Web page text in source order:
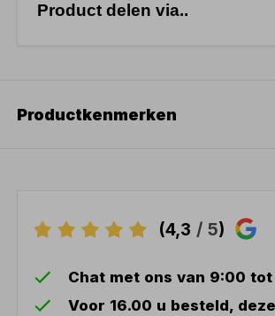
Product delen via..
Productkenmerken
(4,3 / 5)
Chat met ons van 9:00 tot
Voor 16.00 u besteld,